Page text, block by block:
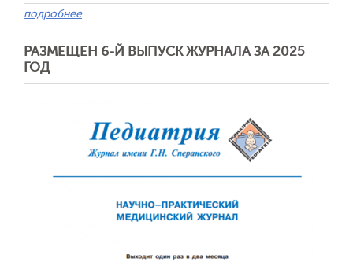
подробнее
РАЗМЕЩЕН 6-Й ВЫПУСК ЖУРНАЛА ЗА 2025
ГОД
Отправить